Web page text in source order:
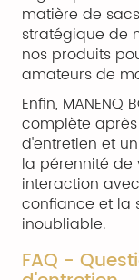
matière de
stratégique de
nos produits
amateurs de
Enfin, MANENQ
complète
d'entretien et
la pérennité de
interaction
confiance et la
inoubliable.
FAQ -